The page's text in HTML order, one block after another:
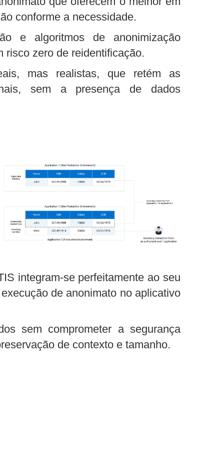
conforme a necessidade.
e algoritmos de anonimização
risco zero de reidentificação.
mas realistas, que retém as
sem a presença de dados
integram-se perfeitamente ao seu
de anonimato no aplicativo
sem comprometer a segurança
de contexto e tamanho.